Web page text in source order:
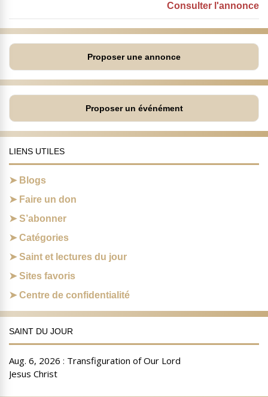
Consulter l'annonce
Proposer une annonce
Proposer un événément
LIENS UTILES
Blogs
Faire un don
S’abonner
Catégories
Saint et lectures du jour
Sites favoris
Centre de confidentialité
SAINT DU JOUR